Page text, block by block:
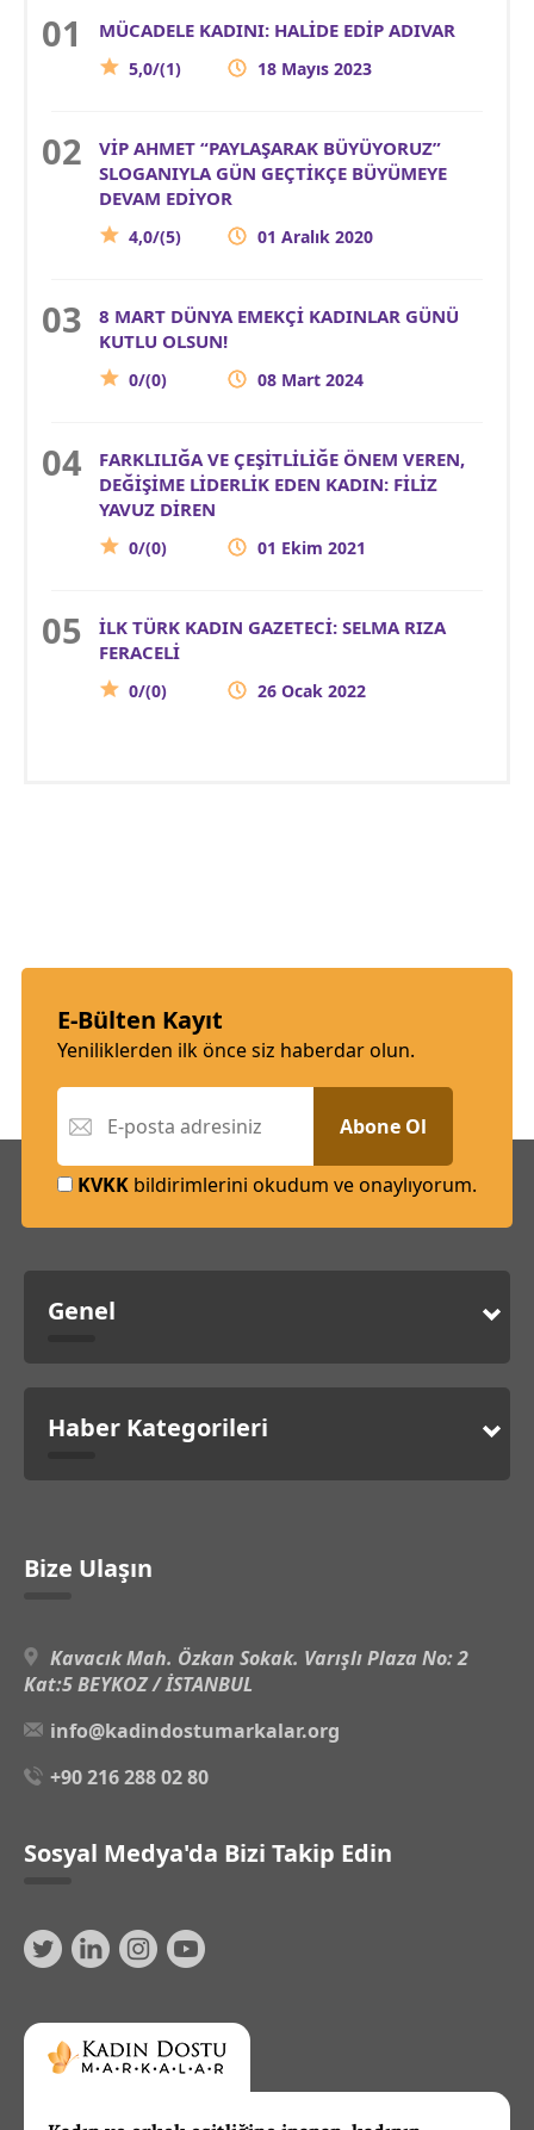
MÜCADELE KADINI: HALİDE EDİP ADIVAR
5,0/(1) 18 Mayıs 2023
VİP AHMET “PAYLAŞARAK BÜYÜYORUZ”
SLOGANIYLA GÜN GEÇTİKÇE BÜYÜMEYE
DEVAM EDİYOR
4,0/(5) 01 Aralık 2020
8 MART DÜNYA EMEKÇİ KADINLAR GÜNÜ
KUTLU OLSUN!
0/(0) 08 Mart 2024
FARKLILIĞA VE ÇEŞİTLİLİĞE ÖNEM VEREN,
DEĞİŞİME LİDERLİK EDEN KADIN: FİLİZ
YAVUZ DİREN
0/(0) 01 Ekim 2021
İLK TÜRK KADIN GAZETECİ: SELMA RIZA
FERACELİ
0/(0) 26 Ocak 2022
E-Bülten Kayıt
Yeniliklerden ilk önce siz haberdar olun.
Abone Ol
KVKK bildirimlerini okudum ve onaylıyorum.
Genel
Haber Kategorileri
Bize Ulaşın
Kavacık Mah. Özkan Sokak. Varışlı Plaza No: 2
Kat:5 BEYKOZ / İSTANBUL
info@kadindostumarkalar.org
+90 216 288 02 80
Sosyal Medya'da Bizi Takip Edin